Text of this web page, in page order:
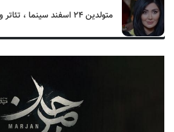
متولدین ۲۴ اسفند سینما ، تئاتر و موسیقی؛ مریم معصومی